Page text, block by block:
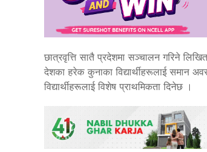
छात्रवृत्ति सातै प्रदेशमा सञ्चालन गरिने
देशका हरेक कुनाका विद्यार्थीहरूलाई समान
विद्यार्थीहरूलाई विशेष प्राथमिकता दिनेछ ।